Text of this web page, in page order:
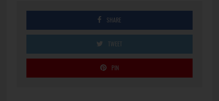
SHARE
TWEET
PIN